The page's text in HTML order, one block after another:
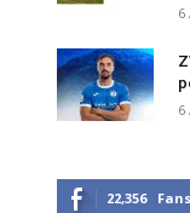
6
6
22,356 Fans